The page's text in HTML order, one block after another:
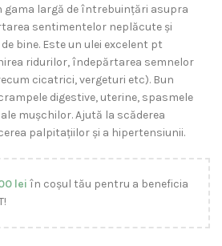
gama largă de întrebuințări asupra
sentimentelor neplăcute și
bine. Este un ulei excelent pt
ridurilor, îndepărtarea semnelor
cicatrici, vergeturi etc). Bun
digestive, uterine, spasmele
mușchilor. Ajută la scăderea
palpitațiilor și a hipertensiunii.
lei în coșul tău pentru a beneficia